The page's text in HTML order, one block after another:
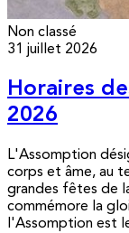
Non classé
31 juillet 2026
Horaires
2026
L'Assomption
corps et âme, au
grandes fêtes de
commémore la
l'Assomption est